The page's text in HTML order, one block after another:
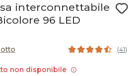
interconnettabile
96 LED
(41)